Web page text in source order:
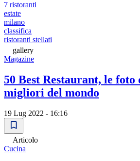
7 ristoranti
estate
milano
classifica
ristoranti stellati
gallery
Magazine
50 Best Restaurant, le
migliori del mondo
19 Lug 2022 - 16:16
Articolo
Cucina